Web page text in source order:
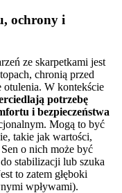
ochrony i
ze skarpetkami jest
chronią przed
otulenia. W kontekście
potrzebę
i bezpieczeństwa
Mogą to być
takie jak wartości,
o nich może być
stabilizacji lub szuka
to zatem głęboki
wpływami).